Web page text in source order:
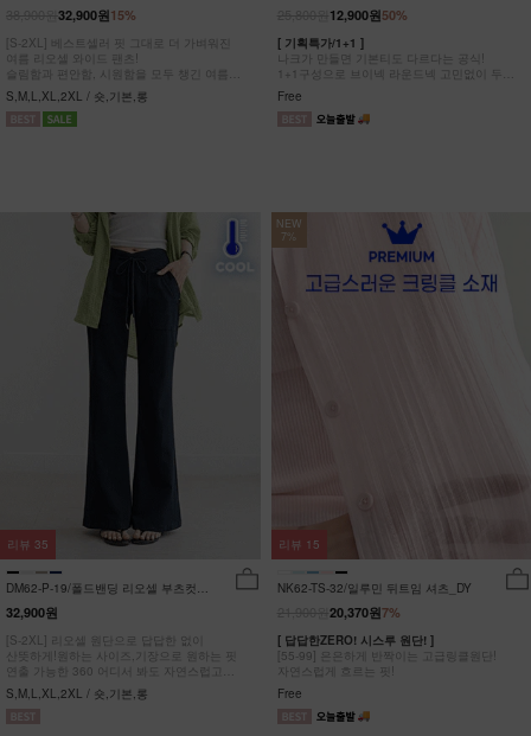
15%
32,900원
[S-2XL] 베스트셀러 핏 그대로 더 가벼워진
여름 리오셀 와이드 팬츠!
슬림함과 편안함, 시원함을 모두 챙긴 여름
완전정복 팬츠
S,M,L,XL,2XL / 숏,기본,롱
50%
12,900원
[ 기획특가/1+1 ]
나크가 만들면 기본티도 다르다는 공식!
1+1구성으로 브이넥 라운드넥 고민없이 두장
다 챙겨가세요
Free
DM62-P-19/폴드밴딩 리오셀 부츠컷팬
츠_HR
32,900원
[S-2XL] 리오셀 원단으로 답답한 없이
산뜻하게!원하는 사이즈,기장으로 원하는 핏
연출 가능한 360 어디서 봐도 자연스럽고
균형잡힌 부츠컷 팬츠
S,M,L,XL,2XL / 숏,기본,롱
리뷰 35
NEW
7%
NK62-TS-32/일루민 뒤트임 셔츠_DY
7%
20,370원
[ 답답한ZERO! 시스루 원단! ]
[55-99] 은은하게 반짝이는 고급링클원단!
자연스럽게 흐르는 핏!
Free
리뷰 15